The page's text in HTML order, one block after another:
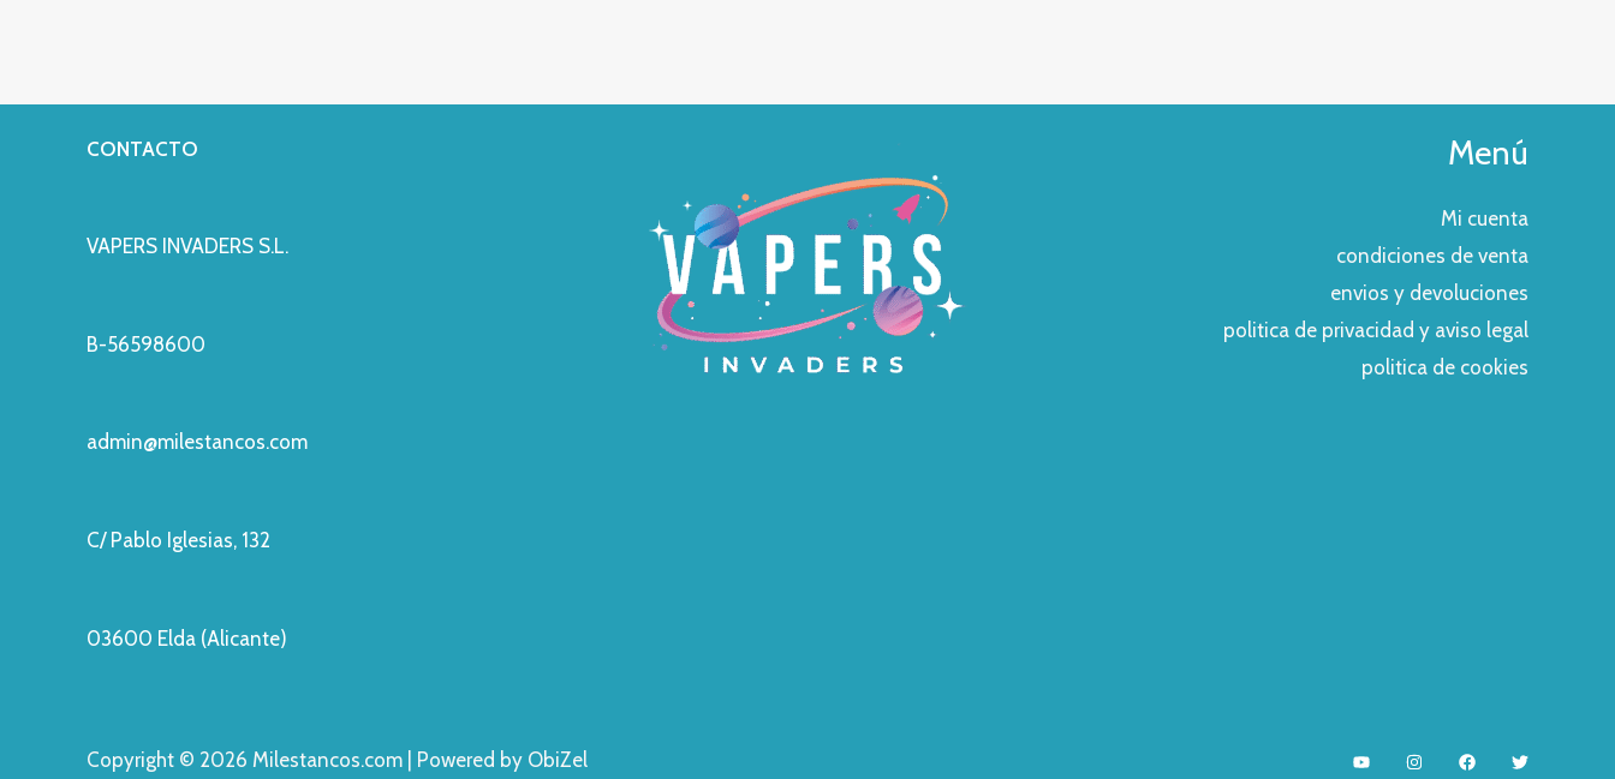
CONTACTO
VAPERS INVADERS S.L.
B-56598600
admin@milestancos.com
C/ Pablo Iglesias, 132
03600 Elda (Alicante)
Menú
Mi cuenta
condiciones de venta
envios y devoluciones
politica de privacidad y aviso legal
politica de cookies
Copyright © 2026 Milestancos.com | Powered by ObiZel